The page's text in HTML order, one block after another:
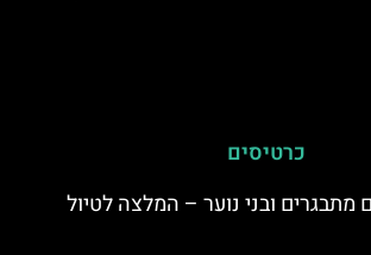
כרטיסים
מתבגרים ובני נוער – המלצה לטיול